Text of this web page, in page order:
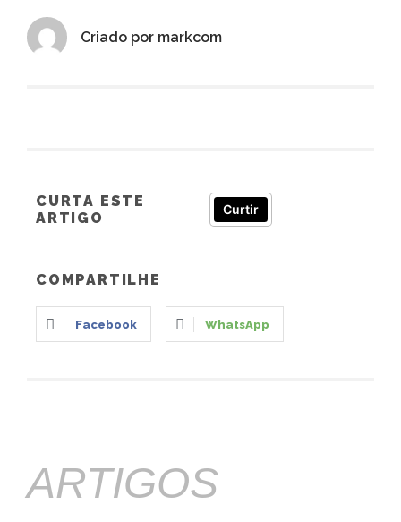
Criado por markcom
CURTA ESTE
ARTIGO
Curtir
COMPARTILHE
Facebook WhatsApp
ARTIGOS